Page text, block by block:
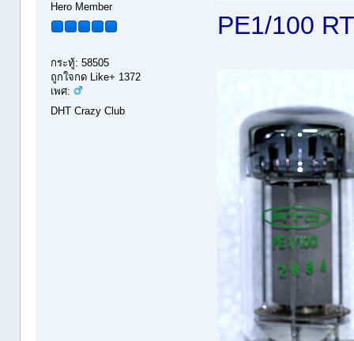
Hero Member
กระทู้: 58505
ถูกใจกด Like+ 1372
เพศ:
DHT Crazy Club
PE1/100